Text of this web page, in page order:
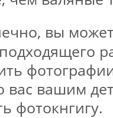
вы
вас вашим
фотокнгигу.